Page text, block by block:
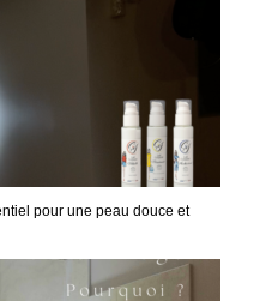
pour une peau douce et